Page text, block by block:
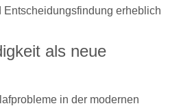
Entscheidungsfindung erheblich
als neue
in der modernen